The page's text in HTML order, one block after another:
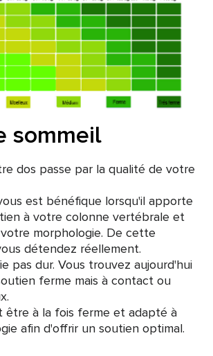
sommeil
dos passe par la qualité de votre
est bénéfique lorsqu'il apporte
à votre colonne vertébrale et
morphologie. De cette
détendez réellement.
pas dur. Vous trouvez aujourd'hui
ferme mais à contact ou
être à la fois ferme et adapté à
afin d'offrir un soutien optimal.